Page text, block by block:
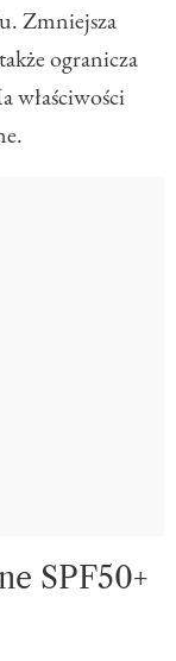
Zmniejsza
ogranicza
właściwości
SPF50+